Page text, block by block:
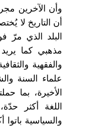
وأن الآخرين
أن التاريخ لا
البلد الذي مرّ
مذهبي كما
والفقهية
علماء السنة
الأخيرة، بما
اللغة أكثر
والسياسية